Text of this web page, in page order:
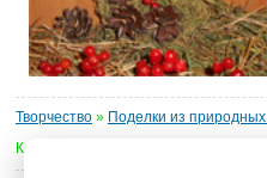
Творчество » Поделки из
Комментарии :